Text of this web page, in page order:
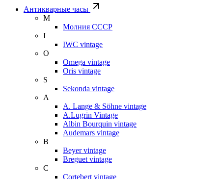
Антикварные часы
М
Молния СССР
I
IWC vintage
O
Omega vintage
Oris vintage
S
Sekonda vintage
A
A. Lange & Söhne vintage
A.Lugrin Vintage
Albin Bourquin vintage
Audemars vintage
B
Beyer vintage
Breguet vintage
C
Cortebert vintage